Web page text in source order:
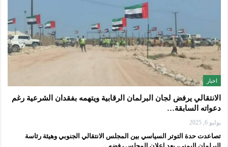
اخبار
الانتقالي يرفض لجان البرلمان الرقابية ويتهمه بفقدان الشرعية رغم
دعواته السابقة…
يوليو 6, 2025
تصاعدت حدة التوتر السياسي بين المجلس الانتقالي الجنوبي وهيئة رئاسة